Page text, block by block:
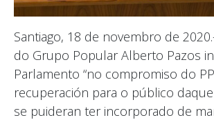
Santiago, 18 de novembro de
do Grupo Popular Alberto Pazos
Parlamento “no compromiso do
recuperación para o público
se puideran ter incorporado de